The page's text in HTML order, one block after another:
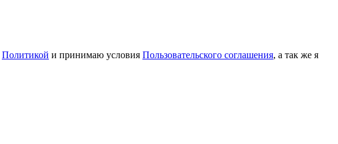
Политикой и принимаю условия Пользовательского соглашения, а так же я